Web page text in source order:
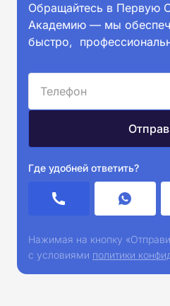
Обращайтесь в Первую
Академию — мы
быстро,
Где удобней ответить?
Нажимая на кнопку
с условиями политики